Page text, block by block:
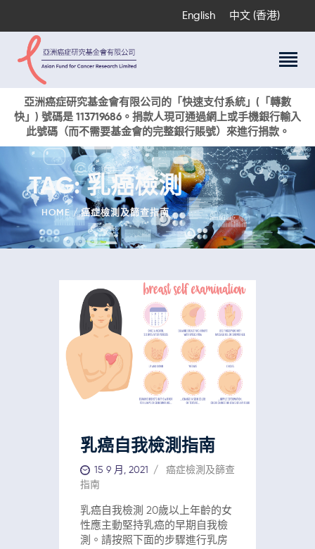
English 中文 (香港)
亞洲癌症研究基金會有限公司的「快速支付系統」(「轉數
快」) 號碼是 113719686。捐款人現可通過網上或手機銀行輸入
此號碼（而不需要基金會的完整銀行賬號）來進行捐款。
TAG: 乳癌檢測
HOME 癌症檢測及篩查指南
關於我們
科研項目
活動與獎項
新聞
捐款支持
現在捐贈
乳癌自我檢測指南
15 9 月, 2021
癌症檢測及篩查
指南
乳癌自我檢測 20歲以上年齡的女
性應主動堅持乳癌的早期自我檢
測。請按照下面的步驟進行乳房